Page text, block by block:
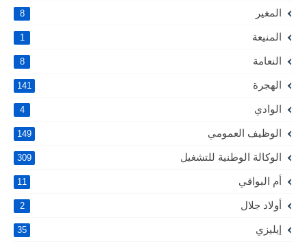
المغير 8
المنيعة 1
النعامة 8
الهجرة 141
الوادي 4
الوظيف العمومي 149
الوكالة الوطنية للتشغيل 309
أم البواقي 11
أولاد جلال 2
إيليزي 35